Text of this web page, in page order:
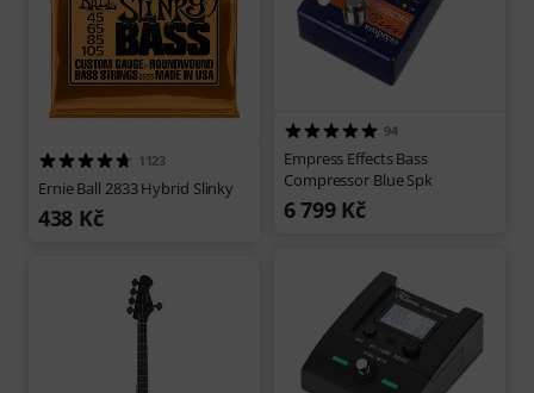
1123
Ernie Ball 2833 Hybrid Slinky
438 Kč
94
Empress Effects Bass
Compressor Blue Spk
6 799 Kč